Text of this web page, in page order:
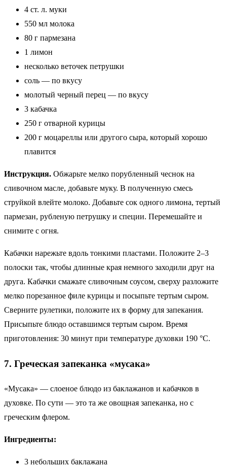
4 ст. л. муки
550 мл молока
80 г пармезана
1 лимон
несколько веточек петрушки
соль — по вкусу
молотый черный перец — по вкусу
3 кабачка
250 г отварной курицы
200 г моцареллы или другого сыра, который хорошо
плавится
Инструкция. Обжарьте мелко порубленный чеснок на
сливочном масле, добавьте муку. В полученную смесь
струйкой влейте молоко. Добавьте сок одного лимона, тертый
пармезан, рубленую петрушку и специи. Перемешайте и
снимите с огня.
Кабачки нарежьте вдоль тонкими пластами. Положите 2–3
полоски так, чтобы длинные края немного заходили друг на
друга. Кабачки смажьте сливочным соусом, сверху разложите
мелко порезанное филе курицы и посыпьте тертым сыром.
Сверните рулетики, положите их в форму для запекания.
Присыпьте блюдо оставшимся тертым сыром. Время
приготовления: 30 минут при температуре духовки 190 °C.
7. Греческая запеканка «мусака»
«Мусака» — слоеное блюдо из баклажанов и кабачков в
духовке. По сути — это та же овощная запеканка, но с
греческим флером.
Ингредиенты:
3 небольших баклажана